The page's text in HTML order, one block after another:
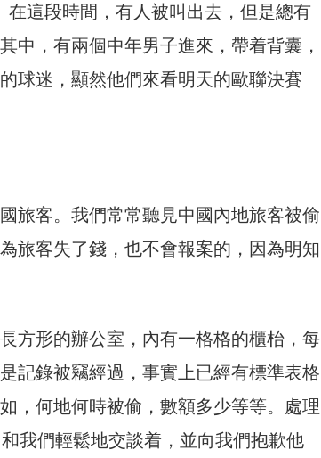
在這段時間，有人被叫出去，但是總有
中，有兩個中年男子進來，帶着背囊，
球迷，顯然他們來看明天的歐聯決賽
旅客。我們常常聽見中國內地旅客被偷
旅客失了錢，也不會報案的，因為明知
方形的辦公室，內有一格格的櫃枱，每
記錄被竊經過，事實上已經有標準表格
，何地何時被偷，數額多少等等。處理
我們輕鬆地交談着，並向我們抱歉他